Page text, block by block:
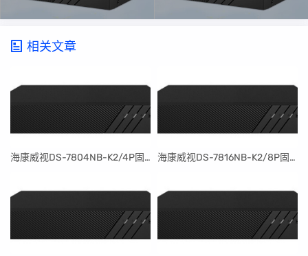
相关文章
​海康威视DS-7804NB-K2/4P固件升级包V4.30.097build240401 ​海康威视DS-7816NB-K2/8P固件升级包V4.30.097build240401